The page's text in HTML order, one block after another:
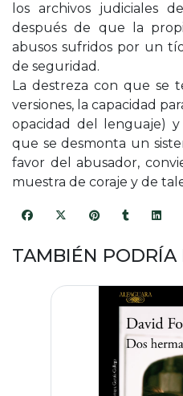
los archivos judiciales
después de que la
abusos sufridos por un
de seguridad.
La destreza con que se
versiones, la capacidad
opacidad del lenguaje)
que se desmonta un
favor del abusador,
muestra de coraje y de
TAMBIÉN PODRÍA